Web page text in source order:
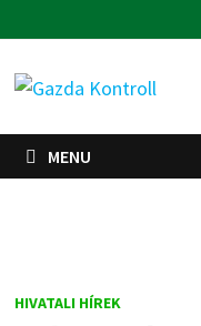
to
content
MENU
HIVATALI HÍREK